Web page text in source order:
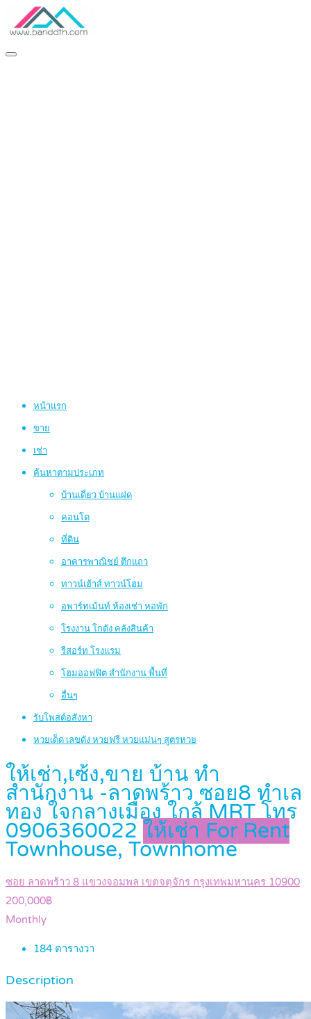
หน้าแรก
ขาย
เช่า
ค้นหาตามประเภท
บ้านเดี่ยว บ้านแฝด
คอนโด
ที่ดิน
อาคารพาณิชย์ ตึกแถว
ทาวน์เฮ้าส์ ทาวน์โฮม
อพาร์ทเม้นท์ ห้องเช่า หอพัก
โรงงาน โกดัง คลังสินค้า
รีสอร์ท โรงแรม
โฮมออฟฟิต สำนักงาน พื้นที่
อื่นๆ
รับโพสต์อสังหา
หวยเด็ด เลขดัง หวยฟรี หวยแม่นๆ สูตรหวย
ให้เช่า,เซ้ง,ขาย บ้าน ทำ
สำนักงาน -ลาดพร้าว ซอย8 ทำเล
ทอง ใจกลางเมือง ใกล้ MRT โทร
0906360022 ให้เช่า For Rent
Townhouse, Townhome
ซอย ลาดพร้าว 8 แขวงจอมพล เขตจตุจักร กรุงเทพมหานคร 10900
200,000฿
Monthly
184 ตารางวา
Description